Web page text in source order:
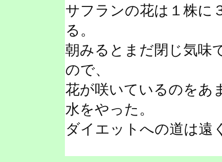
サフランの花は１株に
る。
朝みるとまだ閉じ気味
ので、
花が咲いているのをあ
水をやった。
ダイエットへの道は遠